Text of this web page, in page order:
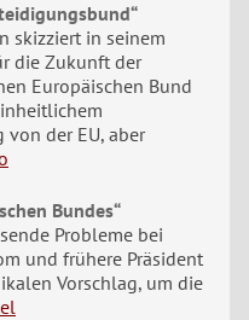
skizziert in seinem
die Zukunft der
Europäischen Bund
der EU, aber
Bundes“
Probleme bei
und frühere Präsident
Vorschlag, um die